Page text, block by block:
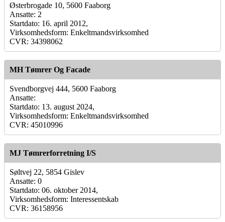
Østerbrogade 10, 5600 Faaborg
Ansatte: 2
Startdato: 16. april 2012,
Virksomhedsform: Enkeltmandsvirksomhed
CVR: 34398062
MH Tømrer Og Facade
Svendborgvej 444, 5600 Faaborg
Ansatte:
Startdato: 13. august 2024,
Virksomhedsform: Enkeltmandsvirksomhed
CVR: 45010996
MJ Tømrerforretning I/S
Søltvej 22, 5854 Gislev
Ansatte: 0
Startdato: 06. oktober 2014,
Virksomhedsform: Interessentskab
CVR: 36158956